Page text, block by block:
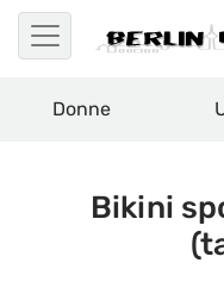
Donne
Bikini